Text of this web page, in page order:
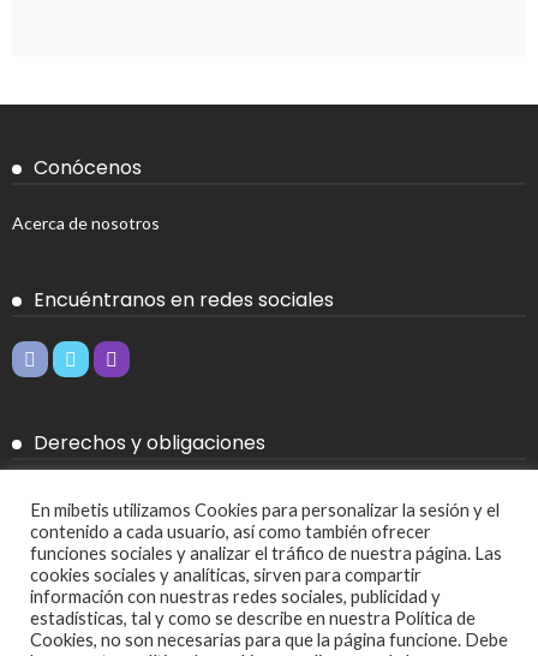
Conócenos
Acerca de nosotros
Encuéntranos en redes sociales
Derechos y obligaciones
Política de Cookies
Política de privacidad
En mibetis utilizamos Cookies para personalizar la sesión y el
contenido a cada usuario, así como también ofrecer
funciones sociales y analizar el tráfico de nuestra página. Las
cookies sociales y analíticas, sirven para compartir
información con nuestras redes sociales, publicidad y
estadísticas, tal y como se describe en nuestra Política de
Cookies, no son necesarias para que la página funcione. Debe